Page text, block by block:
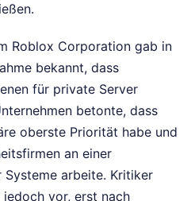
Roblox Corporation gab in
bekannt, dass
für private Server
betonte, dass
oberste Priorität habe und
an einer
Systeme arbeite. Kritiker
vor, erst nach